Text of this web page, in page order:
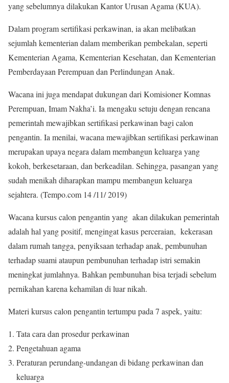
yang sebelumnya dilakukan Kantor Urusan Agama (KUA).
Dalam program sertifikasi perkawinan, ia akan melibatkan
sejumlah kementerian dalam memberikan pembekalan, seperti
Kementerian Agama, Kementerian Kesehatan, dan Kementerian
Pemberdayaan Perempuan dan Perlindungan Anak.
Wacana ini juga mendapat dukungan dari Komisioner Komnas
Perempuan, Imam Nakha’i. Ia mengaku setuju dengan rencana
pemerintah mewajibkan sertifikasi perkawinan bagi calon
pengantin. Ia menilai, wacana mewajibkan sertifikasi perkawinan
merupakan upaya negara dalam membangun keluarga yang
kokoh, berkesetaraan, dan berkeadilan. Sehingga, pasangan yang
sudah menikah diharapkan mampu membangun keluarga
sejahtera. (Tempo.com 14 /11/ 2019)
Wacana kursus calon pengantin yang akan dilakukan pemerintah
adalah hal yang positif, mengingat kasus perceraian, kekerasan
dalam rumah tangga, penyiksaan terhadap anak, pembunuhan
terhadap suami ataupun pembunuhan terhadap istri semakin
meningkat jumlahnya. Bahkan pembunuhan bisa terjadi sebelum
pernikahan karena kehamilan di luar nikah.
Materi kursus calon pengantin tertumpu pada 7 aspek, yaitu:
Tata cara dan prosedur perkawinan
Pengetahuan agama
Peraturan perundang-undangan di bidang perkawinan dan
keluarga